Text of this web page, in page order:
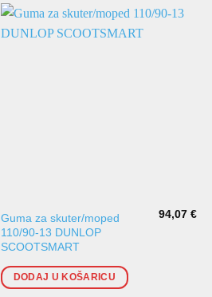
Guma za skuter/moped
110/90-13 DUNLOP
SCOOTSMART
94,07€
DODAJ U KOŠARICU